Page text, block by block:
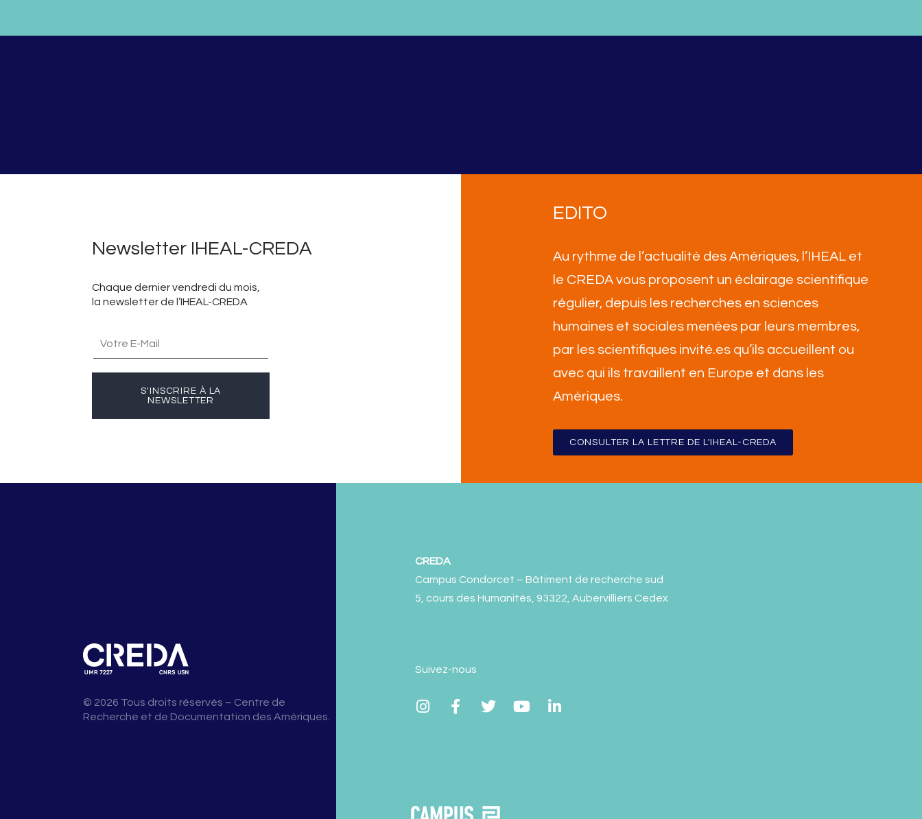
Newsletter IHEAL-CREDA
Chaque dernier vendredi du mois,
la newsletter de l’IHEAL-CREDA
S'INSCRIRE À LA
NEWSLETTER
EDITO
Au rythme de l’actualité des Amériques, l’IHEAL et
le CREDA vous proposent un éclairage scientifique
régulier, depuis les recherches en sciences
humaines et sociales menées par leurs membres,
par les scientifiques invité.es qu’ils accueillent ou
avec qui ils travaillent en Europe et dans les
Amériques.
CONSULTER LA LETTRE DE L'IHEAL-CREDA
© 2026 Tous droits réservés – Centre de
Recherche et de Documentation des Amériques.
CREDA
Campus Condorcet – Bâtiment de recherche sud
5, cours des Humanités, 93322, Aubervilliers Cedex
Suivez-nous